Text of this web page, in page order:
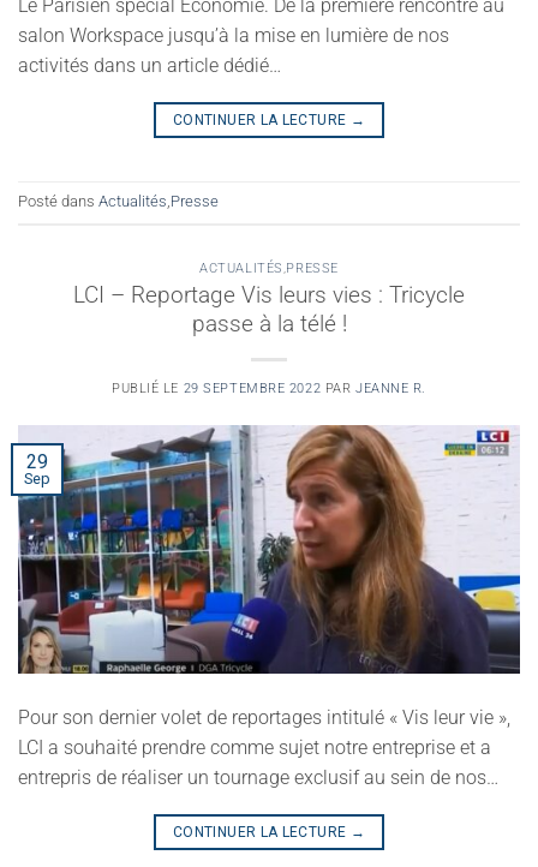
Le Parisien spécial Économie. De la première rencontre au
salon Workspace jusqu’à la mise en lumière de nos
activités dans un article dédié…
CONTINUER LA LECTURE →
Posté dans Actualités,Presse
ACTUALITÉS,PRESSE
LCI – Reportage Vis leurs vies : Tricycle
passe à la télé !
PUBLIÉ LE 29 SEPTEMBRE 2022 PAR JEANNE R.
29
Sep
Pour son dernier volet de reportages intitulé « Vis leur vie »,
LCI a souhaité prendre comme sujet notre entreprise et a
entrepris de réaliser un tournage exclusif au sein de nos…
CONTINUER LA LECTURE →